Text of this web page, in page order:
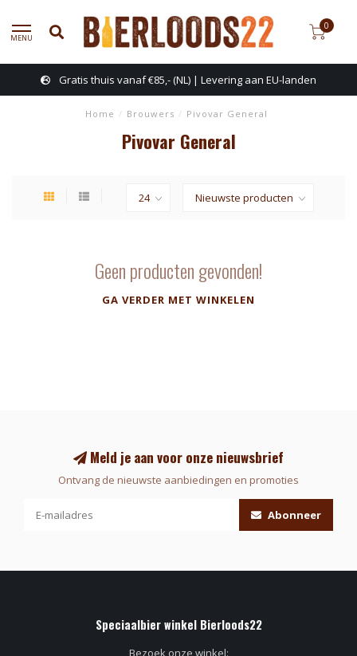
MENU
0
Gratis thuis vanaf €85,- (NL) | Levering aan EU-landen
Home / Brouwers / Pivovar General
Pivovar General
Geen producten gevonden!
GA VERDER MET WINKELEN
Meld je aan voor onze nieuwsbrief
Ontvang de nieuwste aanbiedingen en promoties
Abonneer
Speciaalbier winkel Bierloods22
Bezoek onze winkel: